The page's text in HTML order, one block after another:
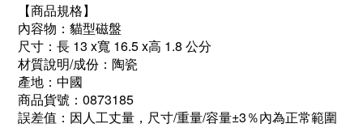
【商品規格】
內容物：貓型磁盤
尺寸：長 13 x寬 16.5 x高 1.8 公分
材質說明/成份：陶瓷
產地：中國
商品貨號：0873185
誤差值：因人工丈量，尺寸/重量/容量±3％內為正常範圍